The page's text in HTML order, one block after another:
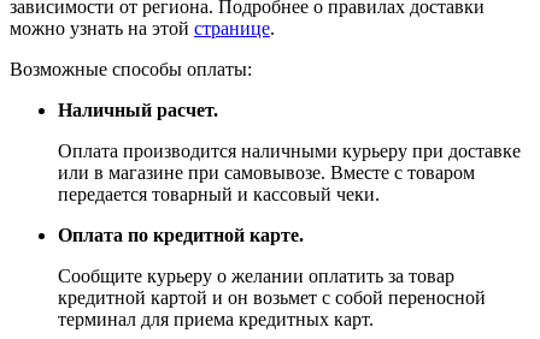
зависимости от региона. Подробнее о правилах доставки
можно узнать на этой странице.
Возможные способы оплаты:
Наличный расчет.
Оплата производится наличными курьеру при доставке
или в магазине при самовывозе. Вместе с товаром
передается товарный и кассовый чеки.
Оплата по кредитной карте.
Сообщите курьеру о желании оплатить за товар
кредитной картой и он возьмет с собой переносной
терминал для приема кредитных карт.